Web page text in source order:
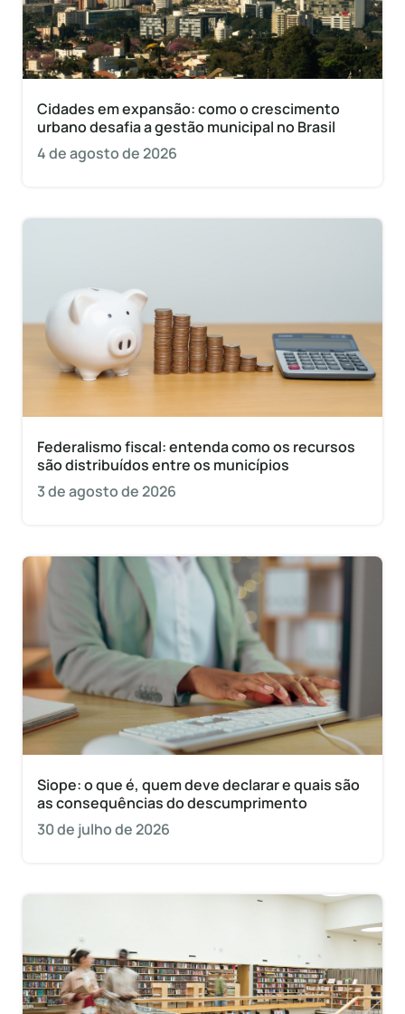
Cidades em expansão: como o crescimento
urbano desafia a gestão municipal no Brasil
4 de agosto de 2026
Federalismo fiscal: entenda como os recursos
são distribuídos entre os municípios
3 de agosto de 2026
Siope: o que é, quem deve declarar e quais são
as consequências do descumprimento
30 de julho de 2026